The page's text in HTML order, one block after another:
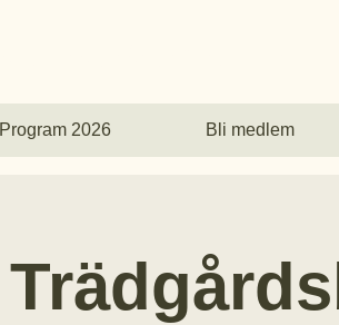
Program 2026 Bli medlem